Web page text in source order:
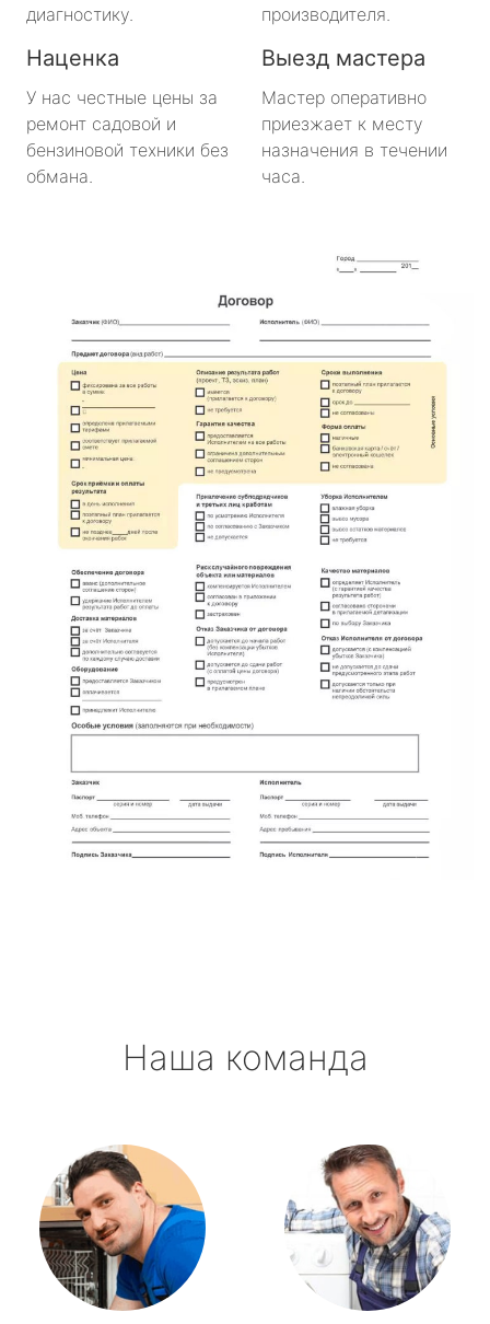
Вырица
Дружная Горка
имени Морозова
имени Свердлова
Красный Бор
Кузнечное
Кузьмоловский
Лебяжье
Лесогорский
Мга
Назия
Никольский
Рябово
Свирьстрой
Сиверский
Синявино
диагностику.
производителя.
Наценка
У нас честные цены за
ремонт садовой и
бензиновой техники без
обмана.
Выезд мастера
Мастер оперативно
приезжает к месту
назначения в течении
часа.
Наша команда